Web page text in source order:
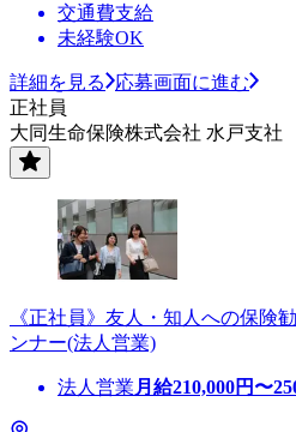
交通費支給
未経験OK
詳細を見る
応募画面に進む
正社員
大同生命保険株式会社 水戸支社
《正社員》友人・知人への保険
ンナー(法人営業)
法人営業 月給210,000円〜